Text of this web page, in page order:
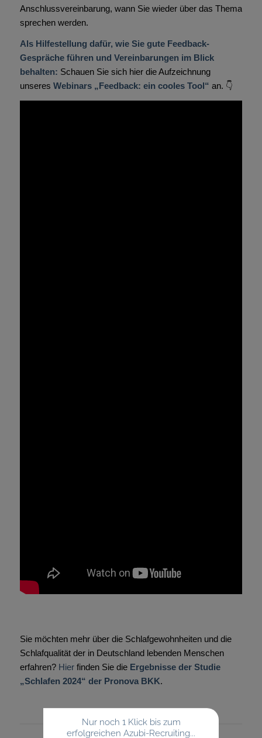
Anschlussvereinbarung, wann Sie wieder über das Thema
sprechen werden.
Als Hilfestellung dafür, wie Sie gute Feedback-
Gespräche führen und Vereinbarungen im Blick
behalten: Schauen Sie sich hier die Aufzeichnung
unseres Webinars „Feedback: ein cooles Tool“ an. 👇
Sie möchten mehr über die Schlafgewohnheiten und die
Schlafqualität der in Deutschland lebenden Menschen
erfahren? Hierfinden Sie die Ergebnisse der Studie
„Schlafen 2024“ der Pronova BKK.
Nur noch 1 Klick bis zum
erfolgreichen Azubi-Recruiting...